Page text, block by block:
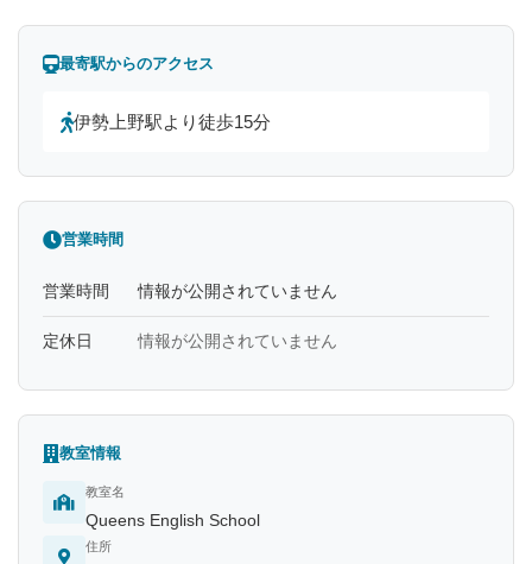
最寄駅からのアクセス
伊勢上野駅より徒歩15分
営業時間
営業時間 情報が公開されていません
定休日 情報が公開されていません
教室情報
教室名
Queens English School
住所